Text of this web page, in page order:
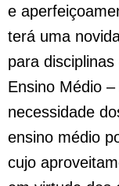
e
terá uma
para
Ensino Médio
necessidade
ensino médio
cujo